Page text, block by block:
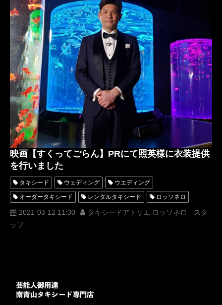
タキシードオーダー東京 タキシードレンタル東京
タキシード靴 青山 神奈川 オーダータキシード横浜
レンタルタキシード横浜 タキシードオーダー横浜
タキシードレンタル横浜 オーダースーツ東京
オーダースーツ横浜
映画【すくってごらん】PRにて照英様に衣装提供
を行いました
タキシード ウェディング ウエディング
オーダータキシード レンタルタキシード ロッソネロ
オーダースーツ 横浜 芸能人 衣装提供 ROSSONERO
タキシード購入
2021-03-12 11:30
タキシードアトリエ ロッソネロ スタ
ッフ